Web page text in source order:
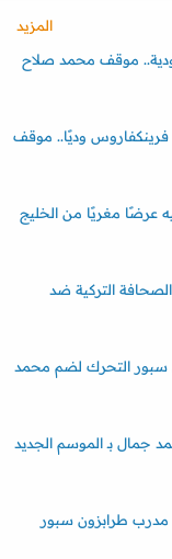
المزيد
موقف محمد صلاح
فرينكفاروس وديًا.. موقف
عرضًا مغريًا من الخليج
التركية ضد
سبور التحرك لضم محمد
مدرب طرابزون سبور